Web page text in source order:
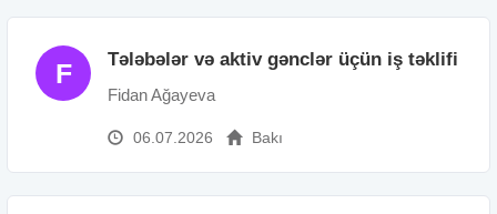
F Tələbələr və aktiv gənclər üçün iş təklifi
Fidan Ağayeva
06.07.2026 Bakı